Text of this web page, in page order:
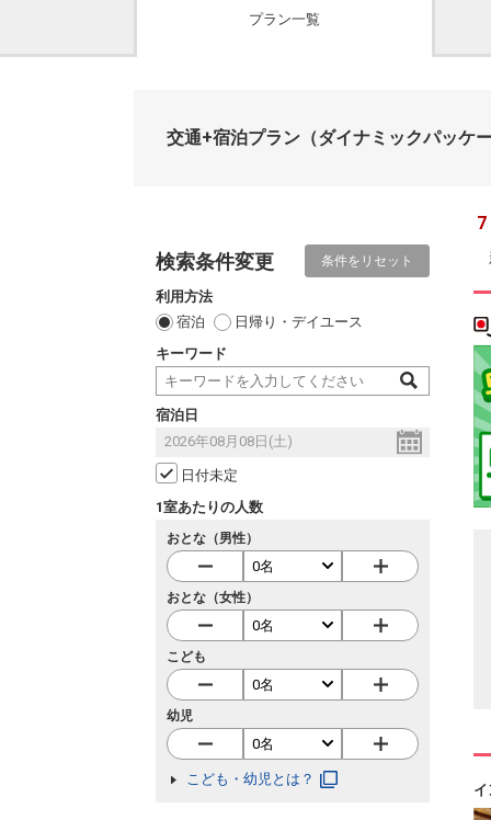
プラン一覧
交通+宿泊プラン （ダイナミックパッケ
検索条件変更 条件をリセット
利用方法
宿泊
日帰り・デイユース
キーワード
宿泊日
日付未定
1室あたりの人数
おとな（男性）
おとな（女性）
こども
幼児
こども・幼児とは？
7